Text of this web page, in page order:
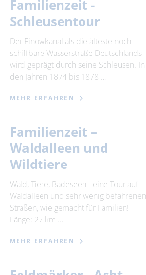
Familienzeit -
Schleusentour
Der Finowkanal als die älteste noch
schiffbare Wasserstraße Deutschlands
wird geprägt durch seine Schleusen. In
den Jahren 1874 bis 1878 …
MEHR ERFAHREN
Familienzeit –
Waldalleen und
Wildtiere
Wald, Tiere, Badeseen - eine Tour auf
Waldalleen und sehr wenig befahrenen
Straßen, wie gemacht für Familien!
Länge: 27 km …
MEHR ERFAHREN